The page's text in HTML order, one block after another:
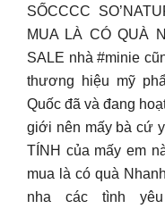
SỐCCCC
MUA LÀ CÓ QUÀ
SALE nhà #minie
thương hiệu mỹ
Quốc đã và đang
giới nên mấy bà cứ
TÍNH của mấy em
mua là có quà
nha các tình yêu